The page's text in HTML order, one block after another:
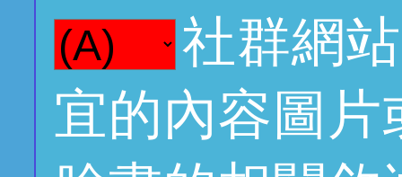
社群網
宜的內容圖片